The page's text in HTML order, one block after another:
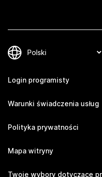
Login programisty
Warunki świadczenia usług
Polityka prywatności
Mapa witryny
Twoje wybory dotyczące